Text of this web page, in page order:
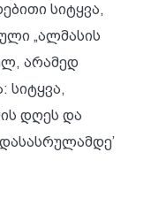
სიტყვა,
„ალმასის
არამედ
სიტყვა,
დღეს და